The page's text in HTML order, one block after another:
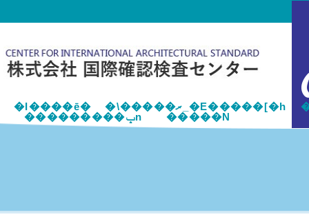
�Ɩ����ē� �\�����ރ_�E�����[�h
���������ݒn
�����N